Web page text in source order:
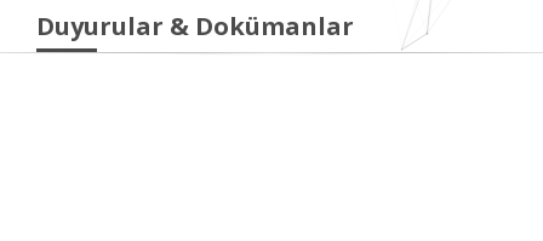
Duyurular & Dokümanlar